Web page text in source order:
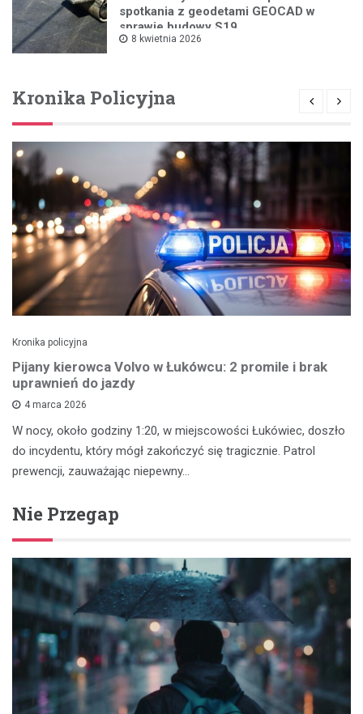
spotkania z geodetami GEOCAD w
sprawie budowy S19
8 kwietnia 2026
Kronika Policyjna
Kronika policyjna
Pijany kierowca Volvo w Łukówcu: 2 promile i brak
uprawnień do jazdy
4 marca 2026
W nocy, około godziny 1:20, w miejscowości Łukówiec, doszło
do incydentu, który mógł zakończyć się tragicznie. Patrol
prewencji, zauważając niepewny…
Nie Przegap